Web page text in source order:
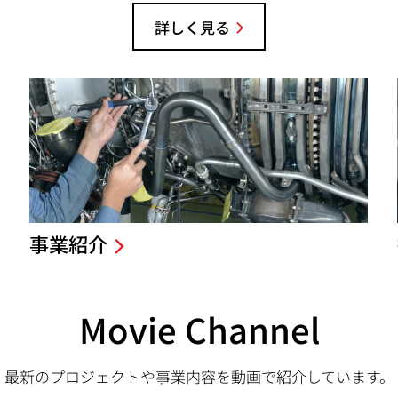
詳しく見る
事業紹介
Movie Channel
最新のプロジェクトや事業内容を動画で紹介しています。